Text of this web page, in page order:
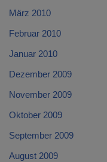
März 2010
Februar 2010
Januar 2010
Dezember 2009
November 2009
Oktober 2009
September 2009
August 2009